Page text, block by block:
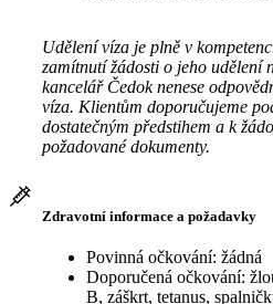
Udělení víza je plně v
zamítnutí žádosti o jeho udělení
kancelář Čedok nenese
víza. Klientům doporučujeme
dostatečným předstihem a k
požadované dokumenty.
Zdravotní informace a požadavky
Povinná očkování: žádná
Doporučená očkování:
B, záškrt, tetanus,